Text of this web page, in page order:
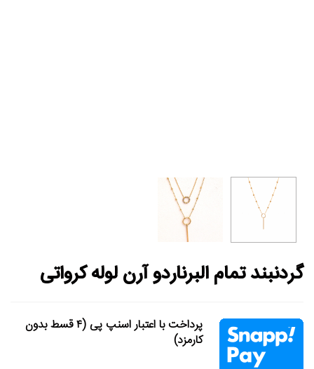
گردنبند تمام البرناردو آرن لوله کرواتی
پرداخت با اعتبار اسنپ پی (۴ قسط بدون
کارمزد)